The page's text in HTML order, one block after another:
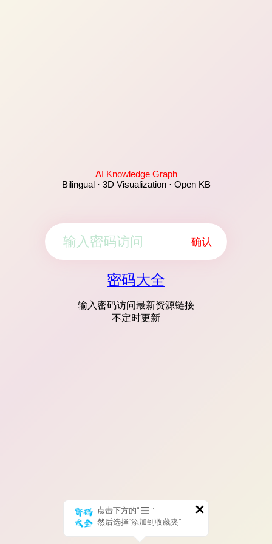
AI Knowledge Graph
Bilingual · 3D Visualization · Open KB
确认
密码大全
输入密码访问最新资源链接
不定时更新
点击下方的“
”
然后选择“添加到收藏夹”